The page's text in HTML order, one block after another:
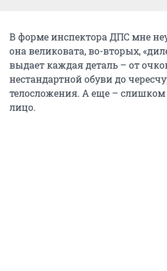
В форме инспектора ДПС мне
она великовата, во-вторых,
выдает каждая деталь – от
нестандартной обуви до
телосложения. А еще –
лицо.